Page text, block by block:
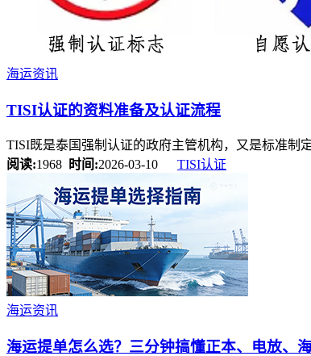
海运资讯
TISI认证的资料准备及认证流程
TISI既是泰国强制认证的政府主管机构，又是标准
阅读:1968 时间:2026-03-10 TISI认证
海运资讯
海运提单怎么选？三分钟搞懂正本、电放、